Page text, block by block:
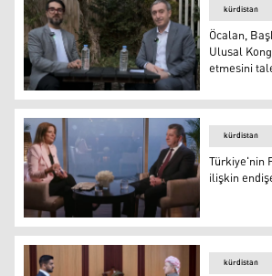
K24 sunucusu Dilovan İmadeddin
kürdistan
Öcalan,
Ulusal
etmesini
Kürdistan Bölgesi Başbakanı
kürdistan
Türkiye'nin
ilişkin
kürdistan